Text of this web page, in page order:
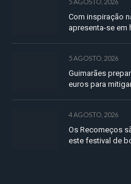
Com inspiração
apresenta-se em
5 AGOSTO, 2026
Guimarães
euros para
4 AGOSTO, 2026
Os Recomeços
este festival de